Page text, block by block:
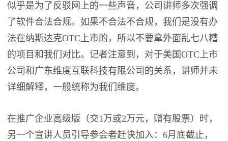
似乎是为了反驳网上的一些声音，公司讲师多次强调
了软件合法合规。如果不合法不合规，我们是没有办
法在纳斯达克OTC上市的，所以不要拿外面乱七八糟
的项目和我们对比。记者注意到，对于美国OTC上市
公司和广东维度互联科技有限公司的关系，讲师并未
详细解释，一般统称为我们维度。
在推广企业高级版（交1万或2万元，赠有股票）时，
另一个宣讲人员引导参会者赶快加入：6月底截止，